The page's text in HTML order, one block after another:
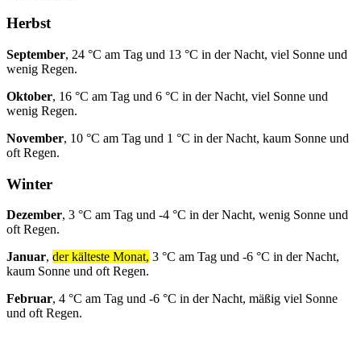
Herbst
September, 24 °C am Tag und 13 °C in der Nacht, viel Sonne und
wenig Regen.
Oktober, 16 °C am Tag und 6 °C in der Nacht, viel Sonne und
wenig Regen.
November, 10 °C am Tag und 1 °C in der Nacht, kaum Sonne und
oft Regen.
Winter
Dezember, 3 °C am Tag und -4 °C in der Nacht, wenig Sonne und
oft Regen.
Januar, der kälteste Monat, 3 °C am Tag und -6 °C in der Nacht,
kaum Sonne und oft Regen.
Februar, 4 °C am Tag und -6 °C in der Nacht, mäßig viel Sonne
und oft Regen.